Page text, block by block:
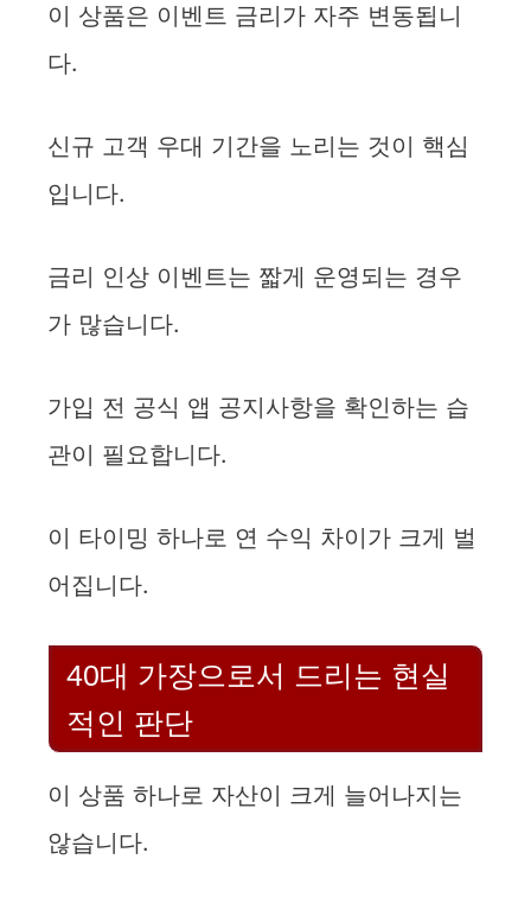
이 상품은 이벤트 금리가 자주 변동됩니
다.
신규 고객 우대 기간을 노리는 것이 핵심
입니다.
금리 인상 이벤트는 짧게 운영되는 경우
가 많습니다.
가입 전 공식 앱 공지사항을 확인하는 습
관이 필요합니다.
이 타이밍 하나로 연 수익 차이가 크게 벌
어집니다.
40대 가장으로서 드리는 현실
적인 판단
이 상품 하나로 자산이 크게 늘어나지는
않습니다.